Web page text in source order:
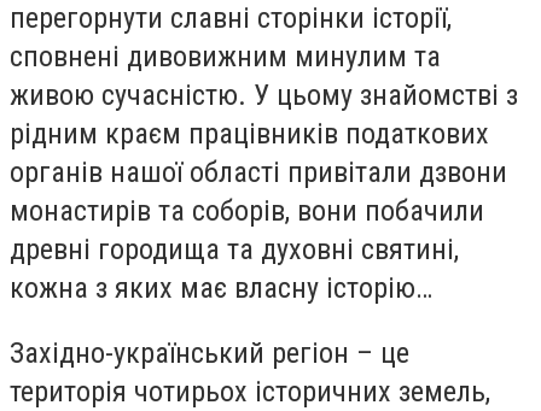
перегорнути славні сторінки історії,
сповнені дивовижним минулим та
живою сучасністю. У цьому знайомстві з
рідним краєм працівників податкових
органів нашої області привітали дзвони
монастирів та соборів, вони побачили
древні городища та духовні святині,
кожна з яких має власну історію…
Західно-український регіон – це
територія чотирьох історичних земель,